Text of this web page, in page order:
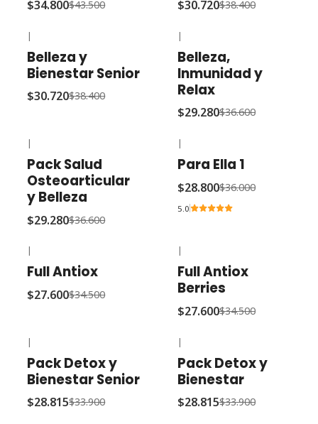
$34.800$43.500 $30.720$38.400
|
Belleza y
Bienestar Senior
$30.720$38.400
|
Belleza,
Inmunidad y
Relax
$29.280$36.600
|
Pack Salud
Osteoarticular
y Belleza
$29.280$36.600
|
Para Ella 1
$28.800$36.000
5.0
|
Full Antiox
$27.600$34.500
|
Full Antiox
Berries
$27.600$34.500
|
Pack Detox y
Bienestar Senior
$28.815$33.900
|
Pack Detox y
Bienestar
$28.815$33.900